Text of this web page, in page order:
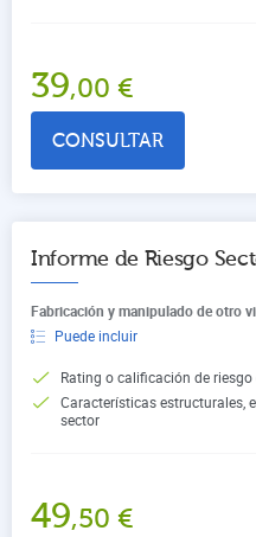
39,00 €
CONSULTAR
Informe de Riesgo
Fabricación y manipulado de otro
Puede incluir
Rating o calificación de
Características estructurales,
sector
49,50 €